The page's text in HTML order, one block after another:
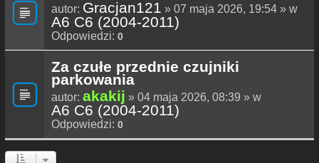
autor: Gracjan121 » 07 maja 2026, 19:54 » w
A6 C6 (2004-2011)
Odpowiedzi: 0
Za czułe przednie czujniki
parkowania
autor: akakij » 04 maja 2026, 08:39 » w
A6 C6 (2004-2011)
Odpowiedzi: 0